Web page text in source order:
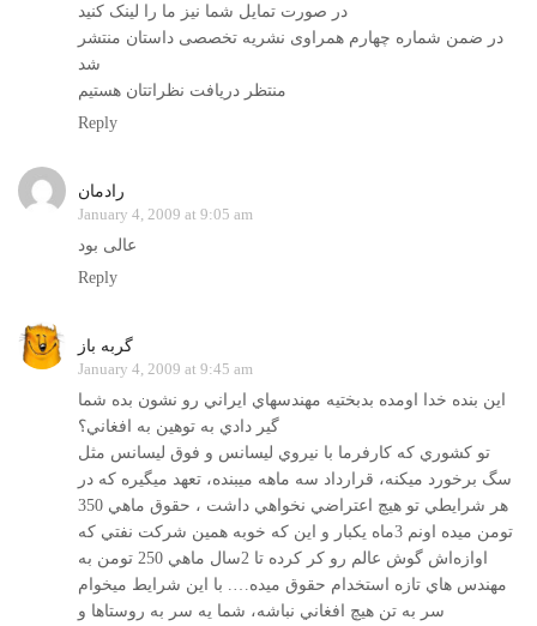
در صورت تمایل شما نیز ما را لینک کنید
در ضمن شماره چهارم همراوی نشریه تخصصی داستان منتشر
شد
منتظر دریافت نظراتتان هستیم
Reply
رادمان
January 4, 2009 at 9:05 am
عالی بود
Reply
گربه باز
January 4, 2009 at 9:45 am
اين بنده خدا اومده بدبختيه مهندسهاي ايراني رو نشون بده شما
گير دادي به توهين به افغاني؟
تو كشوري كه كارفرما با نيروي ليسانس و فوق ليسانس مثل
سگ برخورد ميكنه، قرارداد سه ماهه ميبنده، تعهد ميگيره كه در
هر شرايطي تو هيچ اعتراضي نخواهي داشت ، حقوق ماهي 350
تومن ميده اونم 3ماه يكبار و اين كه خوبه همين شركت نفتي كه
اوازه‌اش گوش عالم رو كر كرده تا 2سال ماهي 250 تومن به
مهندس هاي تازه استخدام حقوق ميده…. با اين شرايط ميخوام
سر به تن هيچ افغاني نباشه، شما يه سر به روستاها و